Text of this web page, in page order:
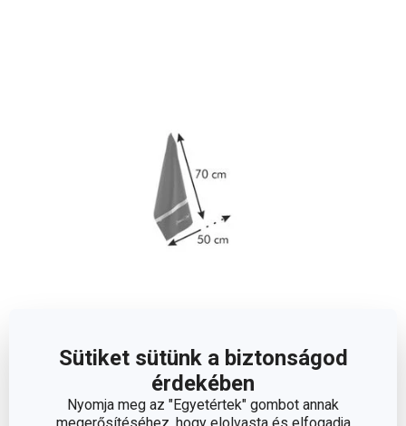
Sütiket sütünk a biztonságod
érdekében
Nyomja meg az "Egyetértek" gombot annak
Méretek
A TERMÉK SZÉLESSÉGE (CM)